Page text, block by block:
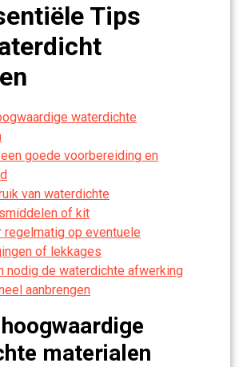
Tips
waterdichte
goede voorbereiding en
van waterdichte
of kit
regelmatig op eventuele
of lekkages
nodig de waterdichte afwerking
aanbrengen
materialen